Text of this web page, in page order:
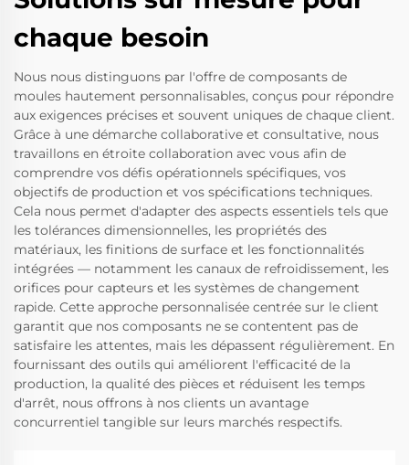
chaque besoin
Nous nous distinguons par l'offre de composants de
moules hautement personnalisables, conçus pour répondre
aux exigences précises et souvent uniques de chaque client.
Grâce à une démarche collaborative et consultative, nous
travaillons en étroite collaboration avec vous afin de
comprendre vos défis opérationnels spécifiques, vos
objectifs de production et vos spécifications techniques.
Cela nous permet d'adapter des aspects essentiels tels que
les tolérances dimensionnelles, les propriétés des
matériaux, les finitions de surface et les fonctionnalités
intégrées — notamment les canaux de refroidissement, les
orifices pour capteurs et les systèmes de changement
rapide. Cette approche personnalisée centrée sur le client
garantit que nos composants ne se contentent pas de
satisfaire les attentes, mais les dépassent régulièrement. En
fournissant des outils qui améliorent l'efficacité de la
production, la qualité des pièces et réduisent les temps
d'arrêt, nous offrons à nos clients un avantage
concurrentiel tangible sur leurs marchés respectifs.